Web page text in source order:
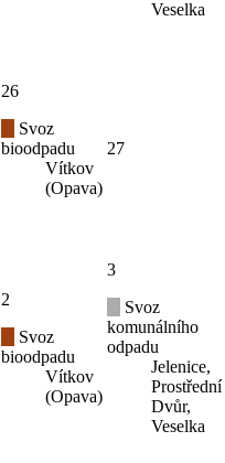
Veselka
26
Svoz
bioodpadu
Vítkov
(Opava)
27
2
Svoz
bioodpadu
Vítkov
(Opava)
3
Svoz
komunálního
odpadu
Jelenice,
Prostřední
Dvůr,
Veselka